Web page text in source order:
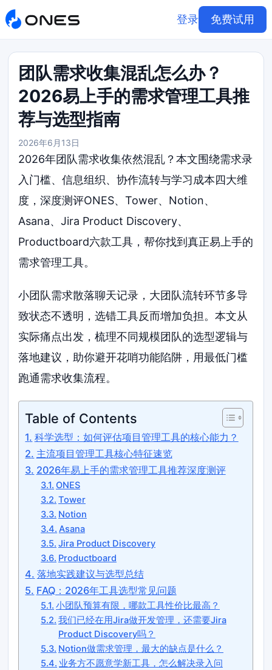
登录 免费试用
团队需求收集混乱怎么办？
2026易上手的需求管理工具推
荐与选型指南
2026年6月13日
2026年团队需求收集依然混乱？本文围绕需求录
入门槛、信息组织、协作流转与学习成本四大维
度，深度测评ONES、Tower、Notion、
Asana、Jira Product Discovery、
Productboard六款工具，帮你找到真正易上手的
需求管理工具。
小团队需求散落聊天记录，大团队流转环节多导
致状态不透明，选错工具反而增加负担。本文从
实际痛点出发，梳理不同规模团队的选型逻辑与
落地建议，助你避开花哨功能陷阱，用最低门槛
跑通需求收集流程。
Table of Contents
科学选型：如何评估项目管理工具的核心能力？
主流项目管理工具核心特征速览
2026年易上手的需求管理工具推荐深度测评
ONES
Tower
Notion
Asana
Jira Product Discovery
Productboard
落地实践建议与选型总结
FAQ：2026年工具选型常见问题
小团队预算有限，哪款工具性价比最高？
我们已经在用Jira做开发管理，还需要Jira
Product Discovery吗？
Notion做需求管理，最大的缺点是什么？
业务方不愿意学新工具，怎么解决录入问